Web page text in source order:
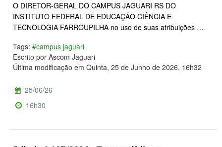
O DIRETOR-GERAL DO CAMPUS JAGUARI RS DO
INSTITUTO FEDERAL DE EDUCAÇÃO CIÊNCIA E
TECNOLOGIA FARROUPILHA no uso de suas atribuições …
Tags: #campus jaguari
Escrito por Ascom Jaguari
Última modificação em Quinta, 25 de Junho de 2026, 16h32
25/06/26
16h30